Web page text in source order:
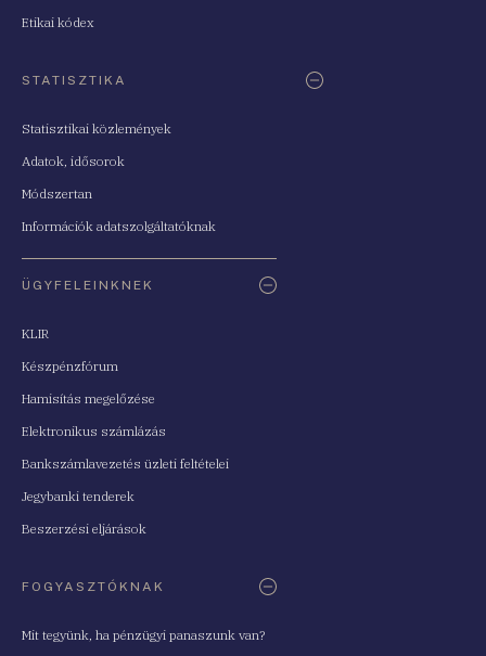
Etikai kódex
STATISZTIKA
Statisztikai közlemények
Adatok, idősorok
Módszertan
Információk adatszolgáltatóknak
ÜGYFELEINKNEK
KLIR
Készpénzfórum
Hamisítás megelőzése
Elektronikus számlázás
Bankszámlavezetés üzleti feltételei
Jegybanki tenderek
Beszerzési eljárások
FOGYASZTÓKNAK
Mit tegyünk, ha pénzügyi panaszunk van?